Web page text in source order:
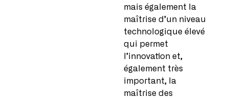
mais également la
maîtrise d’un niveau
technologique élevé
qui permet
l’innovation et,
également très
important, la
maîtrise des